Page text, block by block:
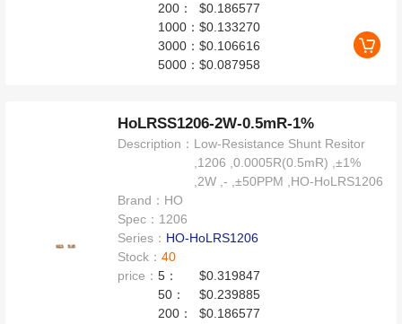
200：
$0.186577
1000：$0.133270
3000：$0.106616
5000：$0.087958
HoLRSS1206-2W-0.5mR-1%
Description： Low-Resistance Shunt Resitor
,1206 ,0.0005R(0.5mR) ,±1%
,2W ,- ,±50PPM ,HO-HoLRS1206
Brand： HO
Spec： 1206
Series： HO-HoLRS1206
Stock：40
price：5：
$0.319847
50：
$0.239885
200：
$0.186577